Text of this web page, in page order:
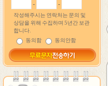
- -
작성해주시는 연락처는 문의 및
상담을 위해 수집하며 5년간 보관
합니다.
동의함
동의안함